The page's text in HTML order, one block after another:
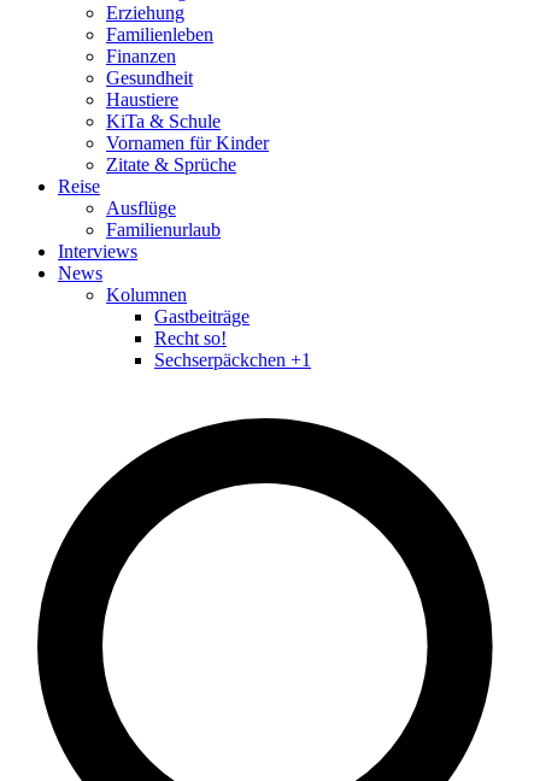
Erziehung
Familienleben
Finanzen
Gesundheit
Haustiere
KiTa & Schule
Vornamen für Kinder
Zitate & Sprüche
Reise
Ausflüge
Familienurlaub
Interviews
News
Kolumnen
Gastbeiträge
Recht so!
Sechserpäckchen +1